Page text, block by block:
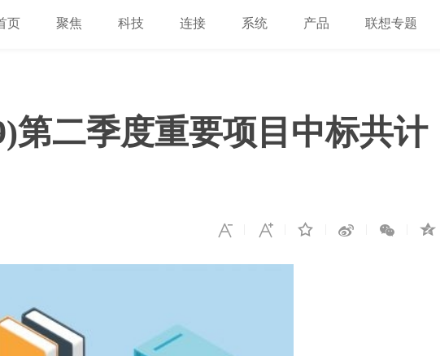
页 聚焦 科技 连接 系统 产品 联想专题
第二季度重要项目中标共计